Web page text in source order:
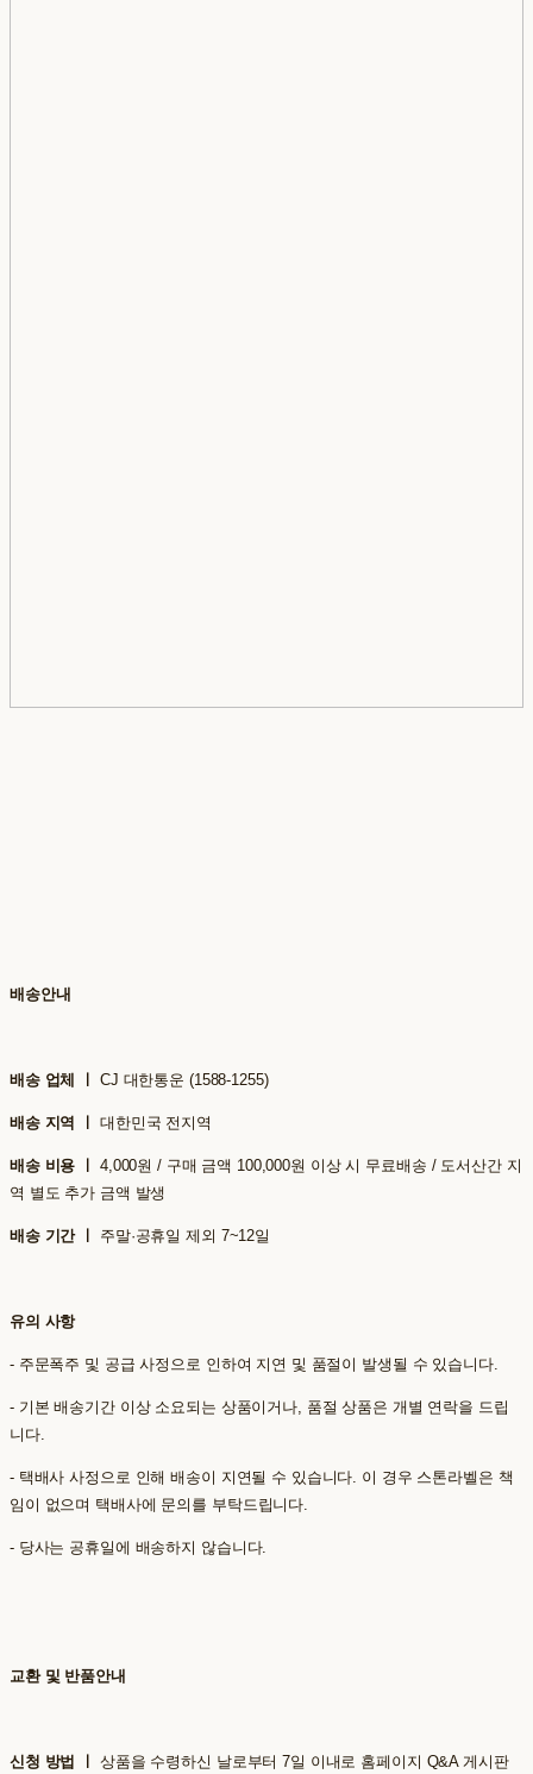
배송안내
배송 업체 ㅣ CJ 대한통운 (1588-1255)
배송 지역 ㅣ 대한민국 전지역
배송 비용 ㅣ 4,000원 / 구매 금액 100,000원 이상 시 무료배송 / 도서산간 지
역 별도 추가 금액 발생
배송 기간 ㅣ 주말·공휴일 제외 7~12일
유의 사항
- 주문폭주 및 공급 사정으로 인하여 지연 및 품절이 발생될 수 있습니다.
- 기본 배송기간 이상 소요되는 상품이거나, 품절 상품은 개별 연락을 드립
니다.
- 택배사 사정으로 인해 배송이 지연될 수 있습니다. 이 경우 스톤라벨은 책
임이 없으며 택배사에 문의를 부탁드립니다.
- 당사는 공휴일에 배송하지 않습니다.
교환 및 반품안내
신청 방법 ㅣ 상품을 수령하신 날로부터 7일 이내로 홈페이지 Q&A 게시판